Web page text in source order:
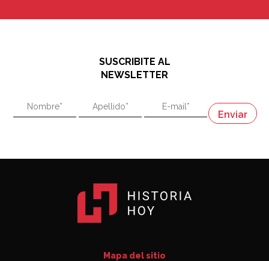
"En política, la estupidez no es una desventaja"
"En política, la estupidez no es una desventaja"
Napoleón
SUSCRIBITE AL
NEWSLETTER
Mapa del sitio